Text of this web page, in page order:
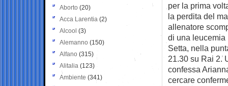
per la prima
la perdita del
allenatore
di una leucemia
Setta, nella
21.30 su Rai 2.
confessa
cercare
Aborto (20)
Acca Larentia (2)
Alcool (3)
Alemanno (150)
Alfano (315)
Alitalia (123)
Ambiente (341)